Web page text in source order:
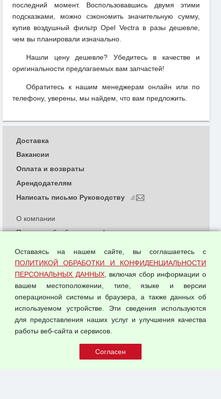
последний момент. Воспользовавшись двумя этими
подсказками, можно сэкономить значительную сумму,
купив воздушный фильтр Opel Vectra в разы дешевле,
чем вы планировали изначально.
Нашли цену дешевле? Убедитесь в качестве и
оригинальности предлагаемых вам запчастей!
Обратитесь к нашим менеджерам онлайн или по
телефону, уверены, мы найдем, что вам предложить.
© 2026 ООО "Феникс"
О компании
Политика обработки и конфиденциальности
Согласием на обработку персональных данных
Оферта оптовой купли-продажи
Публичная оферта
Доставка
Вакансии
Оплата и возвраты
Арендодателям
Написать письмо Руководству
Оставаясь на нашем сайте, вы соглашаетесь с
ПОЛИТИКОЙ ОБРАБОТКИ И КОНФИДЕНЦИАЛЬНОСТИ
ПЕРСОНАЛЬНЫХ ДАННЫХ, включая сбор информации о
вашем местоположении, типе, языке и версии
операционной системы и браузера, а также данных об
используемом устройстве. Эти сведения используются
для предоставления наших услуг и улучшения качества
работы веб-сайта и сервисов.